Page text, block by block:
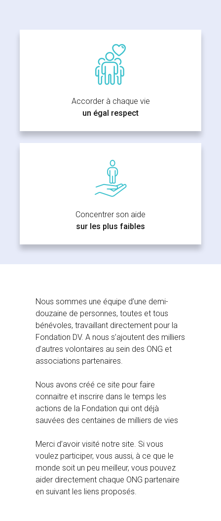
Accorder à chaque vie
un égal respect
Concentrer son aide
sur les plus faibles
Nous sommes une équipe d’une demi-
douzaine de personnes, toutes et tous
bénévoles, travaillant directement pour la
Fondation DV. A nous s’ajoutent des milliers
d’autres volontaires au sein des ONG et
associations partenaires.
Nous avons créé ce site pour faire
connaitre et inscrire dans le temps les
actions de la Fondation qui ont déjà
sauvées des centaines de milliers de vies
Merci d’avoir visité notre site. Si vous
voulez participer, vous aussi, à ce que le
monde soit un peu meilleur, vous pouvez
aider directement chaque ONG partenaire
en suivant les liens proposés.